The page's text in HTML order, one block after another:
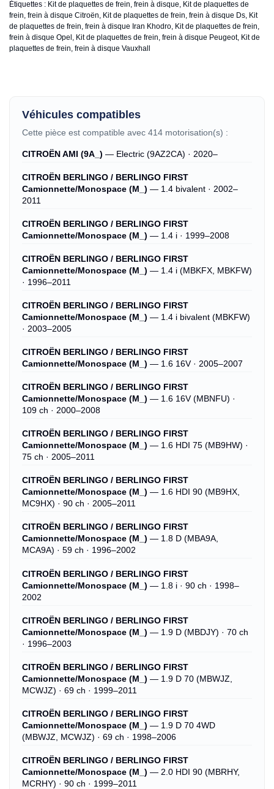
Étiquettes : Kit de plaquettes de frein, frein à disque
Kit de plaquettes de
frein, frein à disque Citroën
Kit de plaquettes de frein, frein à disque Ds
Kit
de plaquettes de frein, frein à disque Iran Khodro
Kit de plaquettes de frein,
frein à disque Opel
Kit de plaquettes de frein, frein à disque Peugeot, Kit de
plaquettes de frein, frein à disque Vauxhall
Véhicules compatibles
Cette pièce est compatible avec 414 motorisation(s) :
CITROËN AMI (9A_) — Electric (9AZ2CA) · 2020–
CITROËN BERLINGO / BERLINGO FIRST
Camionnette/Monospace (M_) — 1.4 bivalent · 2002–
2011
CITROËN BERLINGO / BERLINGO FIRST
Camionnette/Monospace (M_) — 1.4 i · 1999–2008
CITROËN BERLINGO / BERLINGO FIRST
Camionnette/Monospace (M_) — 1.4 i (MBKFX, MBKFW)
· 1996–2011
CITROËN BERLINGO / BERLINGO FIRST
Camionnette/Monospace (M_) — 1.4 i bivalent (MBKFW)
· 2003–2005
CITROËN BERLINGO / BERLINGO FIRST
Camionnette/Monospace (M_) — 1.6 16V · 2005–2007
CITROËN BERLINGO / BERLINGO FIRST
Camionnette/Monospace (M_) — 1.6 16V (MBNFU) ·
109 ch · 2000–2008
CITROËN BERLINGO / BERLINGO FIRST
Camionnette/Monospace (M_) — 1.6 HDI 75 (MB9HW) ·
75 ch · 2005–2011
CITROËN BERLINGO / BERLINGO FIRST
Camionnette/Monospace (M_) — 1.6 HDI 90 (MB9HX,
MC9HX) · 90 ch · 2005–2011
CITROËN BERLINGO / BERLINGO FIRST
Camionnette/Monospace (M_) — 1.8 D (MBA9A,
MCA9A) · 59 ch · 1996–2002
CITROËN BERLINGO / BERLINGO FIRST
Camionnette/Monospace (M_) — 1.8 i · 90 ch · 1998–
2002
CITROËN BERLINGO / BERLINGO FIRST
Camionnette/Monospace (M_) — 1.9 D (MBDJY) · 70 ch
· 1996–2003
CITROËN BERLINGO / BERLINGO FIRST
Camionnette/Monospace (M_) — 1.9 D 70 (MBWJZ,
MCWJZ) · 69 ch · 1999–2011
CITROËN BERLINGO / BERLINGO FIRST
Camionnette/Monospace (M_) — 1.9 D 70 4WD
(MBWJZ, MCWJZ) · 69 ch · 1998–2006
CITROËN BERLINGO / BERLINGO FIRST
Camionnette/Monospace (M_) — 2.0 HDI 90 (MBRHY,
MCRHY) · 90 ch · 1999–2011